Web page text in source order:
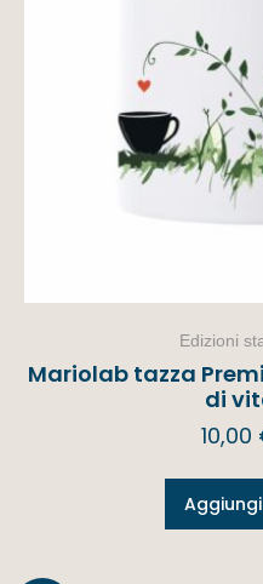
Edizioni
Mariolab tazza
di
10,00